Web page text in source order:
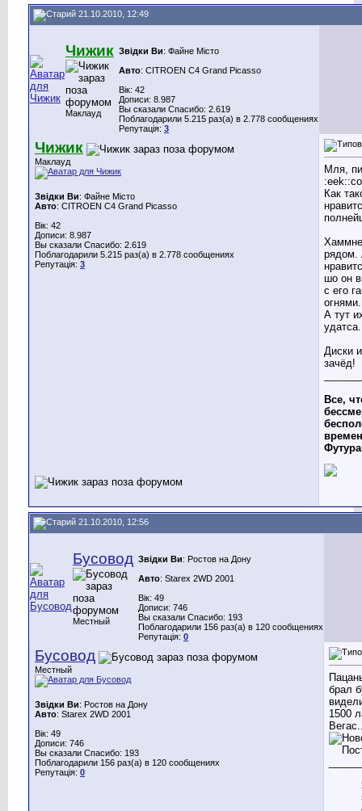
21.10.2010, 12:49
Чижик
Маклауд
Звідки Ви: Файне Місто
Авто: CITROEN C4 Grand Picasso
Вік: 42
Дописи: 8.987
Вы сказали Спасибо: 2.619
Поблагодарили 5.215 раз(а) в 2.778 сообщениях
Репутація: 3
Чижик
Маклауд
Звідки Ви: Файне Місто
Авто: CITROEN C4 Grand Picasso
Вік: 42
Дописи: 8.987
Вы сказали Спасибо: 2.619
Поблагодарили 5.215 раз(а) в 2.778 сообщениях
Репутація: 3
Мля,
Как
рядом.
шо он
с его
огнями.
А тут
Диски
зачёд!
Все,
21.10.2010, 12:56
Бусовод
Местный
Звідки Ви: Ростов на Дону
Авто: Starex 2WD 2001
Вік: 49
Дописи: 746
Вы сказали Спасибо: 193
Поблагодарили 156 раз(а) в 120 сообщениях
Репутація: 0
Бусовод
Местный
Звідки Ви: Ростов на Дону
Авто: Starex 2WD 2001
Вік: 49
Дописи: 746
Вы сказали Спасибо: 193
Поблагодарили 156 раз(а) в 120 сообщениях
Репутація: 0
брал
1500